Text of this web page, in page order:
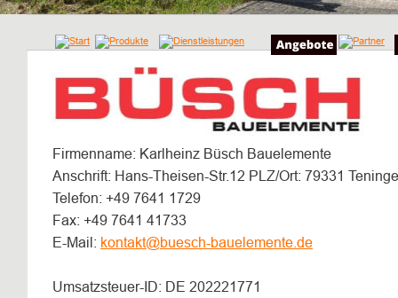
Firmenname: Karlheinz Büsch Bauelemente
Anschrift: Hans-Theisen-Str.12 PLZ/Ort: 79331
Telefon: +49 7641 1729
Fax: +49 7641 41733
E-Mail: kontakt@buesch-bauelemente.de
Umsatzsteuer-ID: DE 202221771